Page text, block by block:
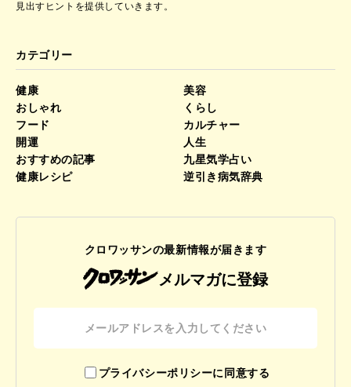
見出すヒントを提供していきます。
カテゴリー
健康
美容
おしゃれ
くらし
フード
カルチャー
開運
人生
おすすめの記事
九星気学占い
健康レシピ
逆引き病気辞典
クロワッサンの最新情報が届きます
メルマガに登録
プライバシーポリシーに同意する